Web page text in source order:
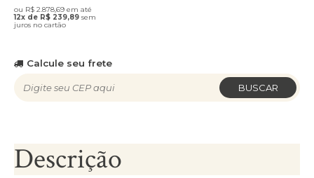
ou R$ 2.878,69 em até
12x de R$ 239,89 sem
juros no cartão
Calcule seu frete
BUSCAR
Descrição